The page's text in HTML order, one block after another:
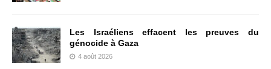
Les Israéliens effacent les preuves du
génocide à Gaza
4 août 2026